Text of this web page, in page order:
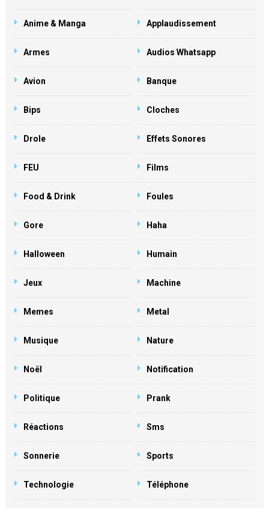
Anime & Manga Applaudissement
Armes Audios Whatsapp
Avion Banque
Bips Cloches
Drole Effets Sonores
FEU Films
Food & Drink Foules
Gore Haha
Halloween Humain
Jeux Machine
Memes Metal
Musique Nature
Noël Notification
Politique Prank
Réactions Sms
Sonnerie Sports
Technologie Téléphone